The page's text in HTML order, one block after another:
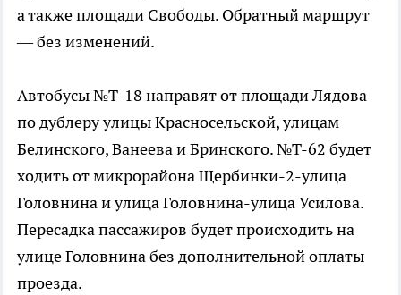
а также площади Свободы. Обратный маршрут
— без изменений.
Автобусы №Т-18 направят от площади Лядова
по дублеру улицы Красносельской, улицам
Белинского, Ванеева и Бринского. №Т-62 будет
ходить от микрорайона Щербинки-2-улица
Головнина и улица Головнина-улица Усилова.
Пересадка пассажиров будет происходить на
улице Головнина без дополнительной оплаты
проезда.